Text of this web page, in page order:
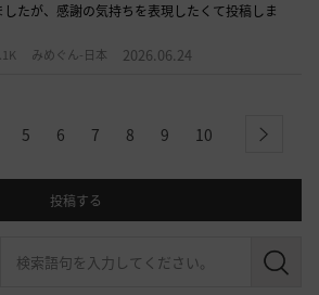
たが、感謝の気持ちを表現したくて投稿しま
みめぐん-日本 2026.06.24
5 6 7 8 9 10 next
投稿する
検